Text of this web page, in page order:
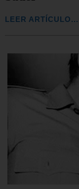
LEER ARTÍCULO...